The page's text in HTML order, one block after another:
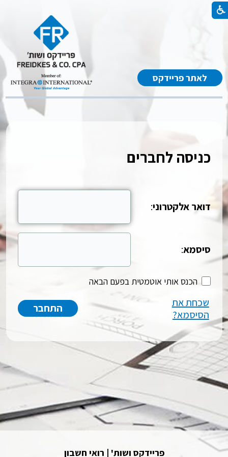
לאתר פריידקס
כניסה לחברים
דואר אלקטרוני:
סיסמא:
הכנס אותי אוטמטית בפעם הבאה
שכחת את
הסיסמא?
פריידקס ושות' | רואי חשבון